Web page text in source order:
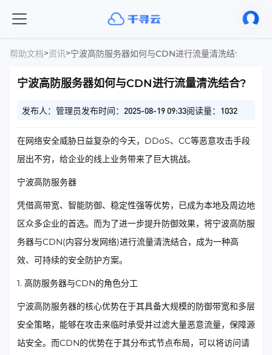
帮助文档>资讯>宁波高防服务器如何与CDN进行流量清洗结合?
宁波高防服务器如何与CDN进行流量清洗结合?
发布人：管理员发布时间：2025-08-19 09:33阅读量：1032
在网络安全威胁日益复杂的今天，DDoS、CC等恶意攻击手段
层出不穷，给企业的线上业务带来了巨大挑战。
宁波高防服务器
凭借高带宽、智能防御、稳定性强等优势，已成为本地及周边地
区众多企业的首选。而为了进一步提升防御效果，将宁波高防服
务器与CDN(内容分发网络)进行流量清洗结合，成为一种高
效、可持续的安全防护方案。
1. 高防服务器与CDN的角色分工
宁波高防服务器的核心优势在于其具备大规模的防御带宽和多层
安全策略，能够在攻击来临时承受并过滤大量恶意流量，保障源
站安全。而CDN的优势在于其分布式节点布局，可以将访问请